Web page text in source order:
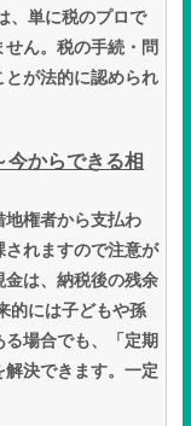
、単に税のプロで
ん。税の手続・問
とが法的に認められ
今からできる相
地権者から支払わ
されますので注意が
金は、納税後の残余
的には子どもや孫
場合でも、「定期
決できます。一定